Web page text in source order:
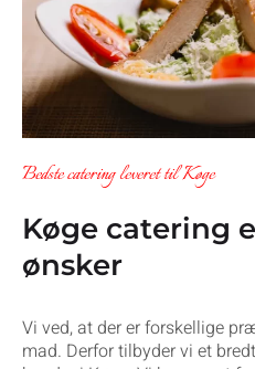
Bedste catering leveret til Køge
Køge catering
ønsker
Vi ved, at der er forskellige
mad. Derfor tilbyder vi et